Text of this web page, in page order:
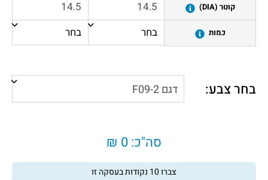
קוטר (DIA)
כמות
בחר צבע:
סה"כ:0 ₪
צברו10 נקודות בעסקה זו